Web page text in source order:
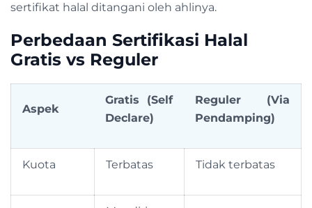
sertifikat halal ditangani oleh ahlinya.
Perbedaan Sertifikasi Halal
Gratis vs Reguler
Aspek
Gratis (Self
Declare)
Reguler (Via
Pendamping)
Kuota Terbatas Tidak terbatas